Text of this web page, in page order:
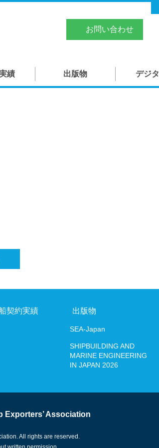
お問い合わせ
績 出版物 デジ
ーム
契約実績 出版物
SEA-Japan
SHIPBUILDING AND
MARINE ENGINEERING
IN JAPAN 2026
Exporters’ Association
All rights are reserved.